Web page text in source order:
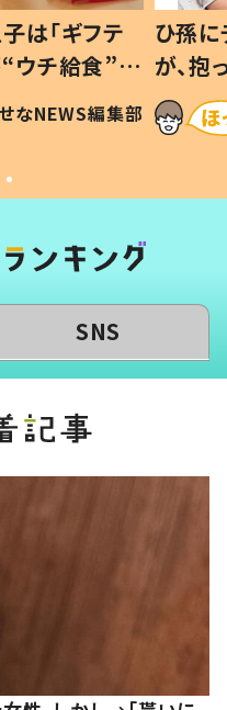
は「ギフテ
ウチ給食”を
#令和の親
せなNEWS編集部
ひ孫
が、
「涙が
い」
SNS